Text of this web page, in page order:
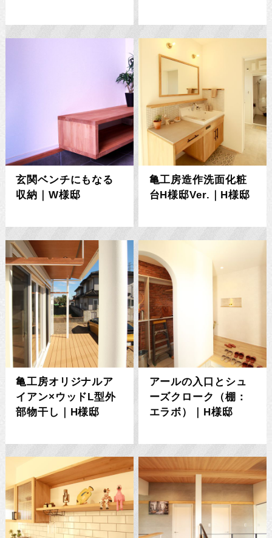
玄関ベンチにもなる
収納｜W様邸
亀工房造作洗面化粧
台H様邸Ver.｜H様邸
亀工房オリジナルア
イアン×ウッドL型外
部物干し｜H様邸
アールの入口とシュ
ーズクローク（棚：
エラボ）｜H様邸